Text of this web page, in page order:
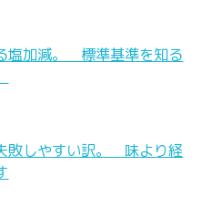
塩加減。 標準基準を知る
敗しやすい訳。 味より経